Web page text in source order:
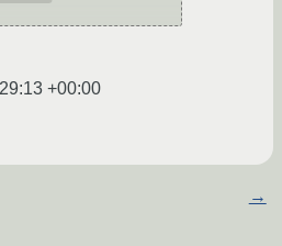
+00:00
→